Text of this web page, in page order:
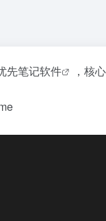
先笔记软件 ，核